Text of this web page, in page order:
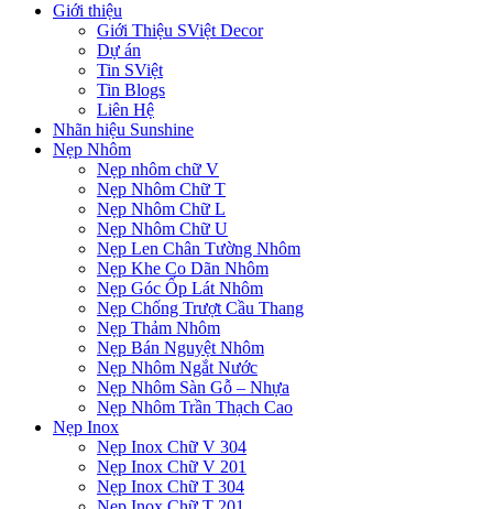
Giới thiệu
Giới Thiệu SViệt Decor
Dự án
Tin SViệt
Tin Blogs
Liên Hệ
Nhãn hiệu Sunshine
Nẹp Nhôm
Nẹp nhôm chữ V
Nẹp Nhôm Chữ T
Nẹp Nhôm Chữ L
Nẹp Nhôm Chữ U
Nẹp Len Chân Tường Nhôm
Nẹp Khe Co Dãn Nhôm
Nẹp Góc Ốp Lát Nhôm
Nẹp Chống Trượt Cầu Thang
Nẹp Thảm Nhôm
Nẹp Bán Nguyệt Nhôm
Nẹp Nhôm Ngắt Nước
Nẹp Nhôm Sàn Gỗ – Nhựa
Nẹp Nhôm Trần Thạch Cao
Nẹp Inox
Nẹp Inox Chữ V 304
Nẹp Inox Chữ V 201
Nẹp Inox Chữ T 304